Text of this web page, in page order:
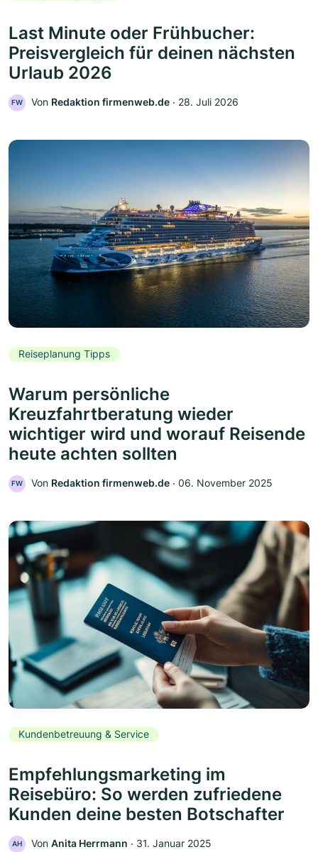
Last Minute oder Frühbucher:
Preisvergleich für deinen nächsten
Urlaub 2026
FW Von Redaktion firmenweb.de ‧ 28. Juli 2026
Reiseplanung Tipps
Warum persönliche
Kreuzfahrtberatung wieder
wichtiger wird und worauf Reisende
heute achten sollten
FW Von Redaktion firmenweb.de ‧ 06. November 2025
Kundenbetreuung & Service
Empfehlungsmarketing im
Reisebüro: So werden zufriedene
Kunden deine besten Botschafter
AH Von Anita Herrmann ‧ 31. Januar 2025